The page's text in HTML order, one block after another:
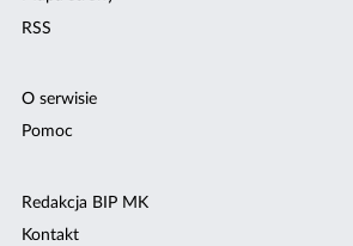
RSS
O serwisie
Pomoc
Redakcja BIP MK
Kontakt